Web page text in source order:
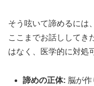
そう呟いて諦めるには
ここまでお話ししてき
はなく、医学的に対処
諦めの正体: 脳が